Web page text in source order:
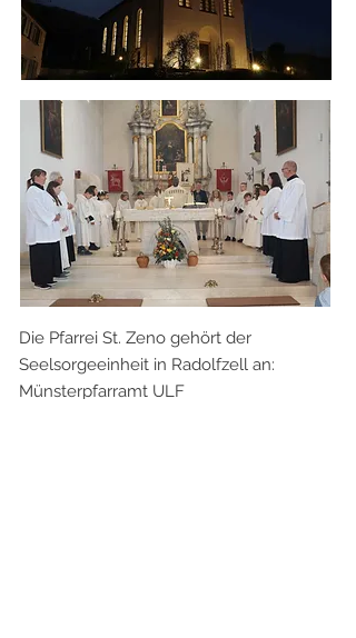
Die Pfarrei St. Zeno gehört der
Seelsorgeeinheit in Radolfzell an:
Münsterpfarramt ULF